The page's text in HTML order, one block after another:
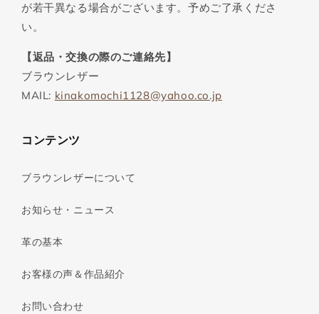
が若干異なる場合がございます。予めご了承くださ
い。
【返品・交換の際のご連絡先】
ブラウンレザー
MAIL: kinakomochi1128@yahoo.co.jp
コンテンツ
ブラウンレザーについて
お知らせ・ニュース
革の基本
お客様の声＆作品紹介
お問い合わせ